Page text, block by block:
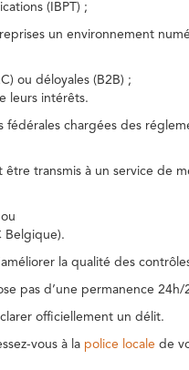
(IBPT) ;
un environnement
ou déloyales (B2B) ;
leurs intérêts.
chargées des
transmis à un service de
Belgique).
la qualité des
pas d’une permanence
officiellement un délit.
vous à la police locale de